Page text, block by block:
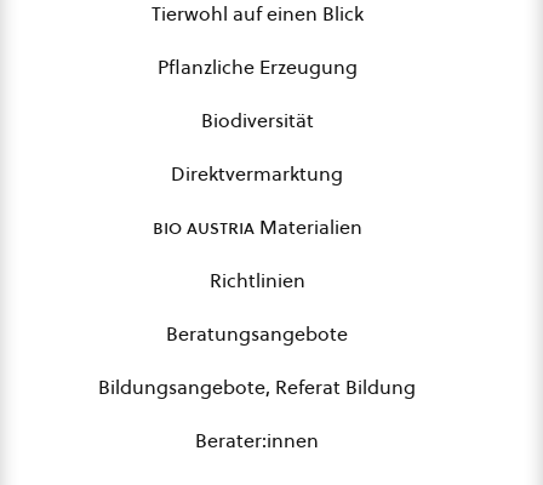
Tierwohl auf einen Blick
Pflanzliche Erzeugung
Biodiversität
Direktvermarktung
bio austriaMaterialien
Richtlinien
Beratungsangebote
Bildungsangebote, Referat Bildung
Berater:innen